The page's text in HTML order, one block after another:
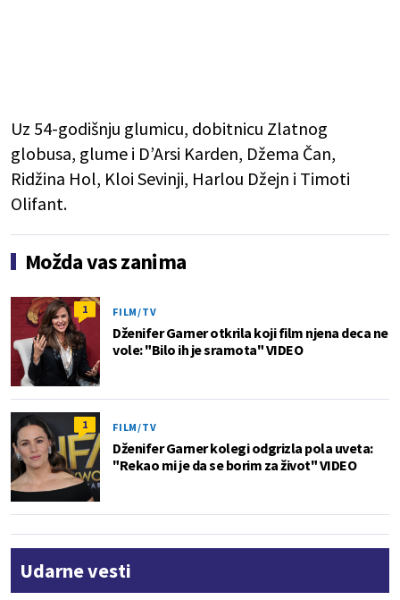
Uz 54-godišnju glumicu, dobitnicu Zlatnog
globusa, glume i D’Arsi Karden, Džema Čan,
Ridžina Hol, Kloi Sevinji, Harlou Džejn i Timoti
Olifant.
Možda vas zanima
1 FILM/TV
Dženifer Garner otkrila koji film njena deca ne
vole: "Bilo ih je sramota" VIDEO
1 FILM/TV
Dženifer Garner kolegi odgrizla pola uveta:
"Rekao mi je da se borim za život" VIDEO
Udarne vesti